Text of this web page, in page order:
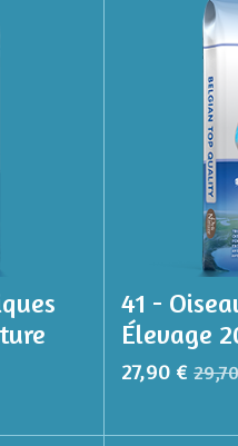
41 -
Élevage
27,90 €